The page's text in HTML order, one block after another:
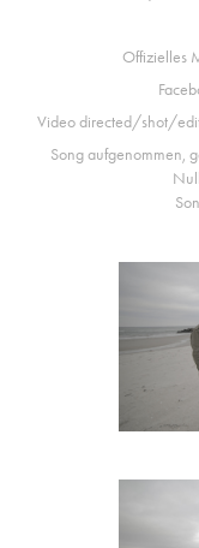
Offizielles
Video directed/shot/
Song aufgenommen,